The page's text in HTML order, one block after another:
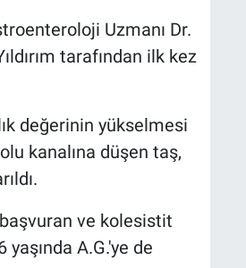
Uzmanı Dr.
tarafından ilk kez
değerinin yükselmesi
kanalına düşen taş,
ve kolesistit
A.G.'ye de